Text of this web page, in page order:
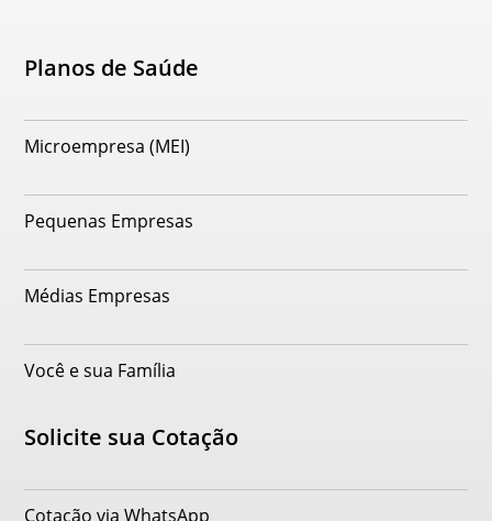
Planos de Saúde
Microempresa (MEI)
Pequenas Empresas
Médias Empresas
Você e sua Família
Solicite sua Cotação
Cotação via WhatsApp